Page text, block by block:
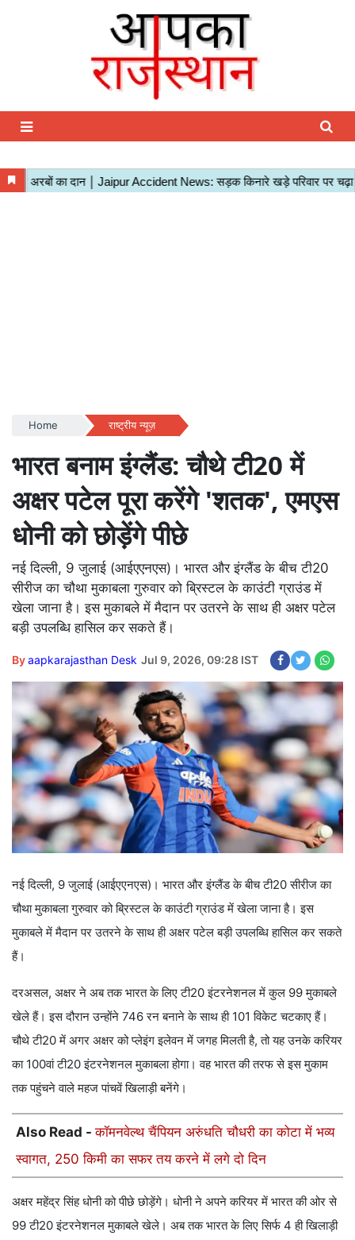
Home राष्ट्रीय न्यूज़
भारत बनाम इंग्लैंड: चौथे टी20 में
अक्षर पटेल पूरा करेंगे 'शतक', एमएस
धोनी को छोड़ेंगे पीछे
नई दिल्ली, 9 जुलाई (आईएएनएस)। भारत और इंग्लैंड के बीच टी20
सीरीज का चौथा मुकाबला गुरुवार को ब्रिस्टल के काउंटी ग्राउंड में
खेला जाना है। इस मुकाबले में मैदान पर उतरने के साथ ही अक्षर पटेल
बड़ी उपलब्धि हासिल कर सकते हैं।
Byaapkarajasthan Desk Jul 9, 2026, 09:28 IST
नई दिल्ली, 9 जुलाई (आईएएनएस)। भारत और इंग्लैंड के बीच टी20 सीरीज का
चौथा मुकाबला गुरुवार को ब्रिस्टल के काउंटी ग्राउंड में खेला जाना है। इस
मुकाबले में मैदान पर उतरने के साथ ही अक्षर पटेल बड़ी उपलब्धि हासिल कर सकते
हैं।
दरअसल, अक्षर ने अब तक भारत के लिए टी20 इंटरनेशनल में कुल 99 मुकाबले
खेले हैं। इस दौरान उन्होंने 746 रन बनाने के साथ ही 101 विकेट चटकाए हैं।
चौथे टी20 में अगर अक्षर को प्लेइंग इलेवन में जगह मिलती है, तो यह उनके करियर
का 100वां टी20 इंटरनेशनल मुकाबला होगा। वह भारत की तरफ से इस मुकाम
तक पहुंचने वाले महज पांचवें खिलाड़ी बनेंगे।
Also Read -कॉमनवेल्थ चैंपियन अरुंधति चौधरी का कोटा में भव्य
स्वागत, 250 किमी का सफर तय करने में लगे दो दिन
अक्षर महेंद्र सिंह धोनी को पीछे छोड़ेंगे। धोनी ने अपने करियर में भारत की ओर से
99 टी20 इंटरनेशनल मुकाबले खेले। अब तक भारत के लिए सिर्फ 4 ही खिलाड़ी